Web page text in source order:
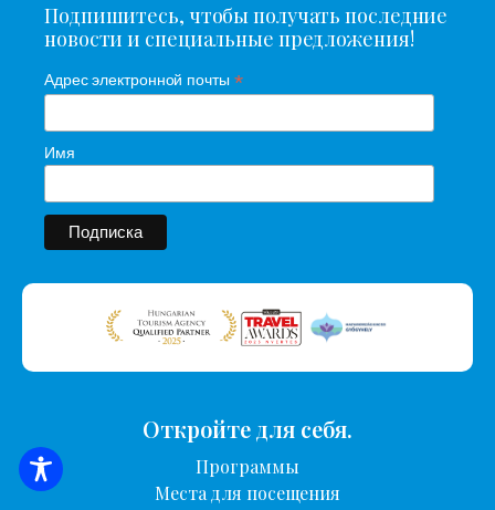
ПОИСК ЖИЛЬЯ
Подпишитесь, чтобы получать последние
новости и специальные предложения!
Адрес электронной почты *
Имя
Откройте для себя.
Программы
Места для посещения